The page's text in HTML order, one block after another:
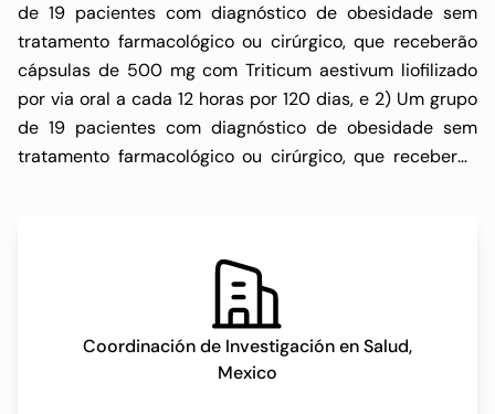
de 19 pacientes com diagnóstico de obesidade sem
tratamento farmacológico ou cirúrgico, que receberão
cápsulas de 500 mg com Triticum aestivum liofilizado
por via oral a cada 12 horas por 120 dias, e 2) Um grupo
de 19 pacientes com diagnóstico de obesidade sem
tratamento farmacológico ou cirúrgico, que receberão
Coordinación de Investigación en Salud,
Mexico